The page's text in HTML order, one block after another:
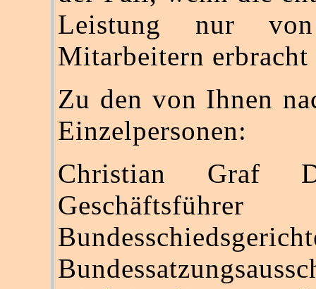
Leistung nur
Mitarbeitern
Zu den von Ihnen
Einzelpersonen:
Christian Graf